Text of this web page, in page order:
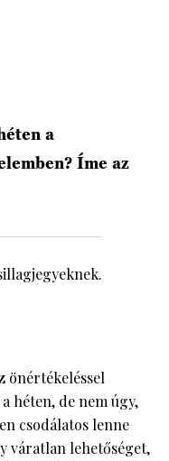
a
Íme az
önértékeléssel
héten, de nem úgy,
csodálatos lenne
váratlan lehetőséget,